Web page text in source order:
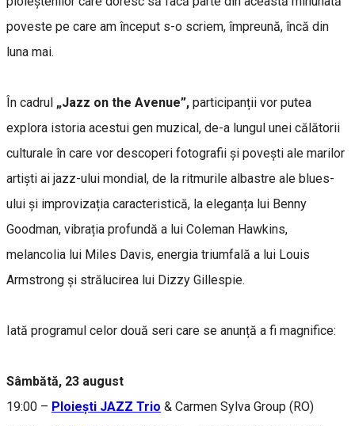
poveste pe care am început s-o scriem, împreună, încă din
luna mai.
În cadrul „Jazz on the Avenue”, participanții vor putea
explora istoria acestui gen muzical, de-a lungul unei călătorii
culturale în care vor descoperi fotografii și povești ale marilor
artiști ai jazz-ului mondial, de la ritmurile albastre ale blues-
ului și improvizația caracteristică, la eleganța lui Benny
Goodman, vibrația profundă a lui Coleman Hawkins,
melancolia lui Miles Davis, energia triumfală a lui Louis
Armstrong și strălucirea lui Dizzy Gillespie.
Iată programul celor două seri care se anunță a fi magnifice:
Sâmbătă, 23 august
19:00 – Ploiești JAZZ Trio & Carmen Sylva Group (RO)